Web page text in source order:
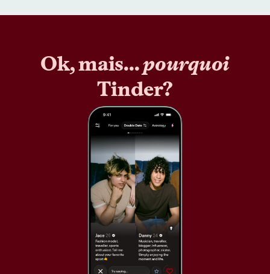
Ok, mais...pourquoi
Tinder?